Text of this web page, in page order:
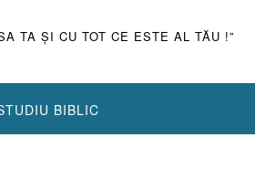
TA ŞI CU TOT CE ESTE AL TĂU !”
BIBLIC